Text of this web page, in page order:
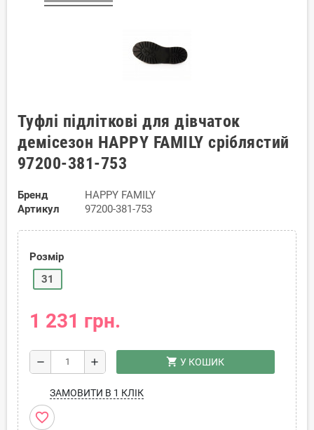
Туфлі підліткові для дівчаток
демісезон HAPPY FAMILY сріблястий
97200-381-753
Бренд
HAPPY FAMILY
Артикул
97200-381-753
Розмір
31
1 231 грн.
remove add shopping_cart У КОШИК
ЗАМОВИТИ В 1 КЛІК
favorite_border